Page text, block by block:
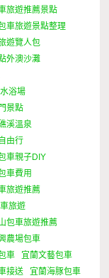
旅遊推薦景點
車旅遊景點整理
遊覽人包
外澳沙灘
浴場
景點
溪溫泉
由行
車親子DIY
車費用
旅遊推薦
旅遊
包車旅遊推薦
農場包車
車
宜蘭文藝包車
接送
宜蘭海豚包車